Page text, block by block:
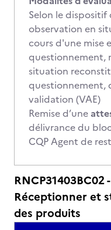
Selon le
observation en
cours d'une mise
questionnement,
situation
questionnement,
validation (VAE)
Remise d’une
délivrance du
CQP Agent de
RNCP31403BC02
Réceptionner et
des produits